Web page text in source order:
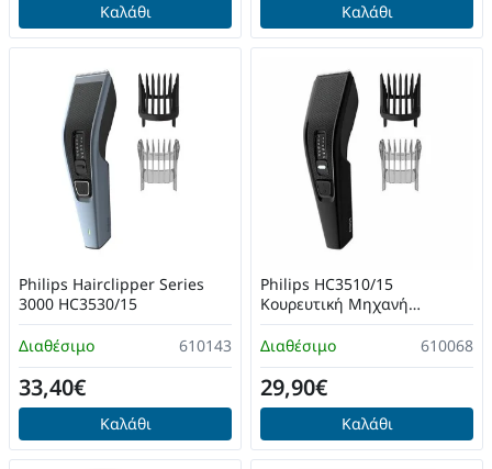
Καλάθι Καλάθι
Διαθέσιμο 610143
Philips Hairclipper Series
3000 HC3530/15
33,40€
Καλάθι
Διαθέσιμο 610068
Philips HC3510/15
Κουρευτική Μηχανή
Ρεύματος
29,90€
Καλάθι